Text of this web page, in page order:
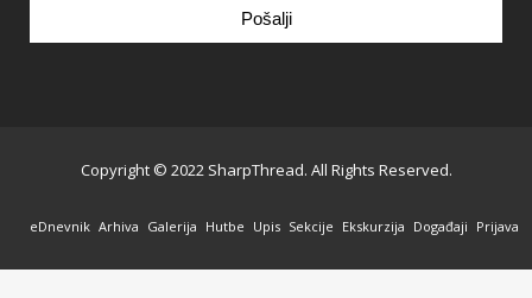
Pošalji
blank
Copyright © 2022 SharpThread. All Rights Reserved.
eDnevnik Arhiva Galerija Hutbe Upis Sekcije Ekskurzija Događaji Prijava